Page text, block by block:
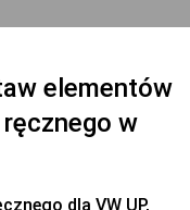
elementów
w
dla VW UP,